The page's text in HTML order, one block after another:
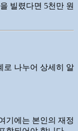
빌렸다면 5천만 원
로 나누어 상세히 알
기에는 본인의 재정